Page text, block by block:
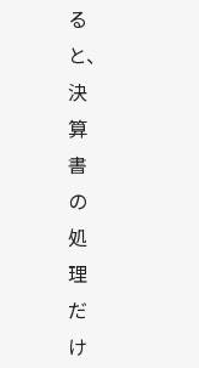
る
と、
決
算
書
の
処
理
だ
け